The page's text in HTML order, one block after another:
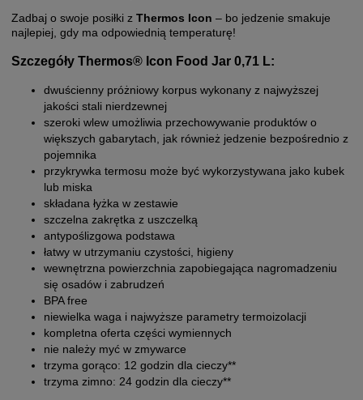
Zadbaj o swoje posiłki z Thermos Icon – bo jedzenie smakuje
najlepiej, gdy ma odpowiednią temperaturę!
Szczegóły Thermos® Icon Food Jar 0,71 L:
dwuścienny próżniowy korpus wykonany z najwyższej
jakości stali nierdzewnej
szeroki wlew umożliwia przechowywanie produktów o
większych gabarytach, jak również jedzenie bezpośrednio z
pojemnika
przykrywka termosu może być wykorzystywana jako kubek
lub miska
składana łyżka w zestawie
szczelna zakrętka z uszczelką
antypoślizgowa podstawa
łatwy w utrzymaniu czystości, higieny
wewnętrzna powierzchnia zapobiegająca nagromadzeniu
się osadów i zabrudzeń
BPA free
niewielka waga i najwyższe parametry termoizolacji
kompletna oferta części wymiennych
nie należy myć w zmywarce
trzyma gorąco: 12 godzin dla cieczy**
trzyma zimno: 24 godzin dla cieczy**